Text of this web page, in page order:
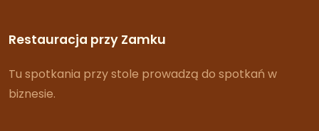
Restauracja przy Zamku
Tu spotkania przy stole prowadzą do spotkań w
biznesie.